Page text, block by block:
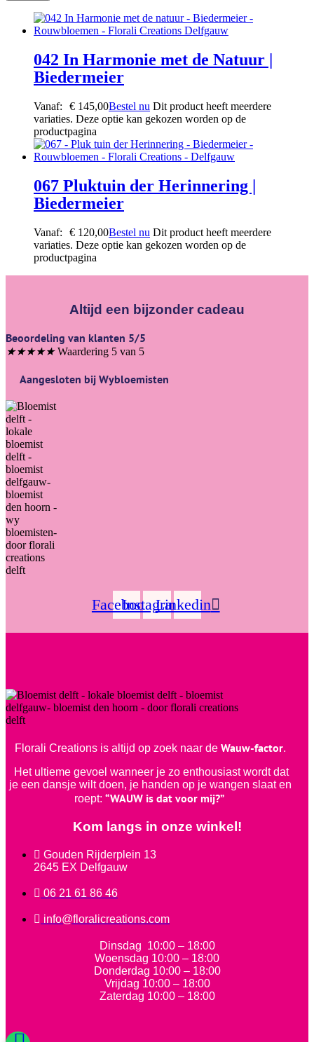
042 In Harmonie met de Natuur |
Biedermeier
Vanaf: € 145,00Bestel nu Dit product heeft meerdere
variaties. Deze optie kan gekozen worden op de
productpagina
067 Pluktuin der Herinnering |
Biedermeier
Vanaf: € 120,00Bestel nu Dit product heeft meerdere
variaties. Deze optie kan gekozen worden op de
productpagina
Altijd een bijzonder cadeau
Beoordeling van klanten 5/5
★★★★★ Waardering 5 van 5
Aangesloten bij Wybloemisten
FacebookInstagramLinkedin
Florali Creations is altijd op zoek naar de Wauw-factor.
Het ultieme gevoel wanneer je zo enthousiast wordt dat
je een dansje wilt doen, je handen op je wangen slaat en
roept: “WAUW is dat voor mij?”
Kom langs in onze winkel!
Gouden Rijderplein 13
2645 EX Delfgauw
06 21 61 86 46
info@floralicreations.com
Dinsdag 10:00 – 18:00
Woensdag 10:00 – 18:00
Donderdag 10:00 – 18:00
Vrijdag 10:00 – 18:00
Zaterdag 10:00 – 18:00